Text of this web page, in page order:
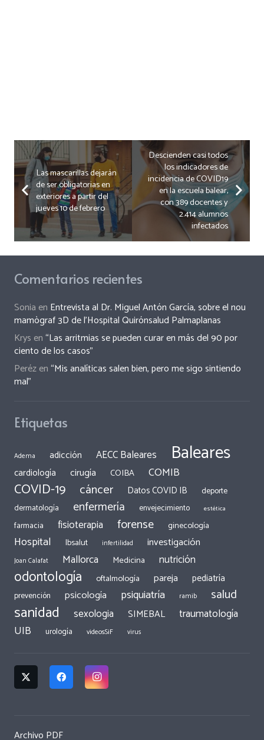
Las mascarillas dejarán
de ser obligatorias en
exteriores a partir del
jueves 10 de febrero
Descienden casi todos
los indicadores de
incidencia de COVID19
en la escuela balear,
con 389 docentes y
2.414 alumnos
infectados
Comentarios recientes
Sonia en Entrevista al Dr. Miguel Antón García, sobre el nou
mamògraf 3D de l’Hospital Quirónsalud Palmaplanas
Krys en“Las arritmias se pueden curar en más del 90 por
ciento de los casos”
Perézen“Mis analíticas salen bien, pero me sigo sintiendo
mal”
Etiquetas
Adema adicción AECC Baleares Baleares
cardiología cirugía COIBA COMIB
COVID-19 cáncer Datos COVID IB
deporte
dermatología
enfermería envejecimiento estética
farmacia fisioterapia forense ginecología
Hospital Ibsalut infertilidad investigación
Joan Calafat Mallorca Medicina nutrición
odontología oftalmología pareja pediatría
prevención psicología psiquiatría ramib salud
sanidad sexologia SIMEBAL traumatología
UIB urología videosSiF virus
Archivo PDF